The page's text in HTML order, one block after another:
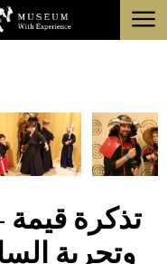
عن
إلغاء
menu
تذكرة
وتجربة